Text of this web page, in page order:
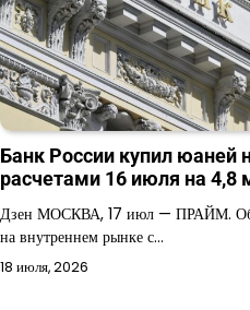
Банк России купил юаней
расчетами 16 июля на 4,8
Дзен МОСКВА, 17 июл — ПРАЙМ.
на внутреннем рынке с…
18 июля, 2026